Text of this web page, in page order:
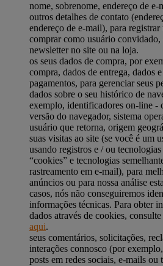
nome, sobrenome, endereço de
outros detalhes de contato
endereço de e-mail), para
comprar como usuário convidado,
newsletter no site ou na loja.
os seus dados de compra, por
compra, dados de entrega, dados
pagamentos, para gerenciar seus
dados sobre o seu histórico de
exemplo, identificadores on-line -
versão do navegador, sistema
usuário que retorna, origem
suas visitas ao site (se você é um
usando registros e / ou
“cookies” e tecnologias
rastreamento em e-mail), para
anúncios ou para nossa análise
casos, nós não conseguiremos
informações técnicas. Para obter
dados através de cookies,
aqui.
seus comentários, solicitações,
interações connosco (por
posts em redes sociais, e-mails ou